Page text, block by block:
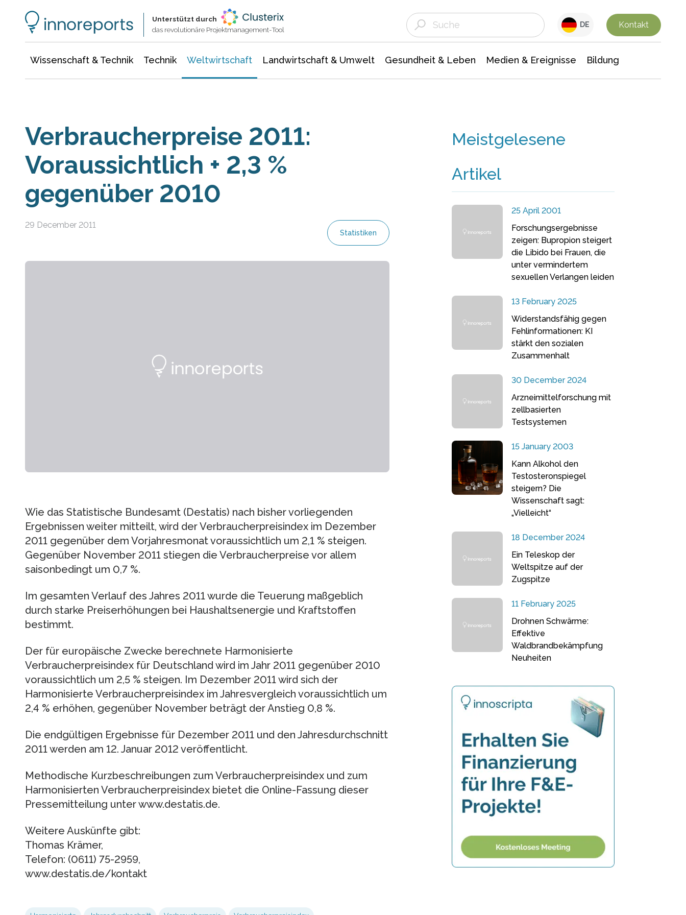
Unterstützt durch
das revolutionäre Projektmanagement-Tool
DE Kontakt
Wissenschaft & Technik Technik Weltwirtschaft Landwirtschaft & Umwelt Gesundheit & Leben Medien & Ereignisse Bildung
Verbraucherpreise 2011:
Voraussichtlich + 2,3 %
gegenüber 2010
29 December 2011
Statistiken
Wie das Statistische Bundesamt (Destatis) nach bisher vorliegenden
Ergebnissen weiter mitteilt, wird der Verbraucherpreisindex im Dezember
2011 gegenüber dem Vorjahresmonat voraussichtlich um 2,1 % steigen.
Gegenüber November 2011 stiegen die Verbraucherpreise vor allem
saisonbedingt um 0,7 %.
Im gesamten Verlauf des Jahres 2011 wurde die Teuerung maßgeblich
durch starke Preiserhöhungen bei Haushaltsenergie und Kraftstoffen
bestimmt.
Der für europäische Zwecke berechnete Harmonisierte
Verbraucherpreisindex für Deutschland wird im Jahr 2011 gegenüber 2010
voraussichtlich um 2,5 % steigen. Im Dezember 2011 wird sich der
Harmonisierte Verbraucherpreisindex im Jahresvergleich voraussichtlich um
2,4 % erhöhen, gegenüber November beträgt der Anstieg 0,8 %.
Die endgültigen Ergebnisse für Dezember 2011 und den Jahresdurchschnitt
2011 werden am 12. Januar 2012 veröffentlicht.
Methodische Kurzbeschreibungen zum Verbraucherpreisindex und zum
Harmonisierten Verbraucherpreisindex bietet die Online-Fassung dieser
Pressemitteilung unter www.destatis.de.
Weitere Auskünfte gibt:
Thomas Krämer,
Telefon: (0611) 75-2959,
www.destatis.de/kontakt
Meistgelesene
Artikel
25 April 2001
Forschungsergebnisse
zeigen: Bupropion steigert
die Libido bei Frauen, die
unter vermindertem
sexuellen Verlangen leiden
13 February 2025
Widerstandsfähig gegen
Fehlinformationen: KI
stärkt den sozialen
Zusammenhalt
30 December 2024
Arzneimittelforschung mit
zellbasierten
Testsystemen
15 January 2003
Kann Alkohol den
Testosteronspiegel
steigern? Die
Wissenschaft sagt:
„Vielleicht“
18 December 2024
Ein Teleskop der
Weltspitze auf der
Zugspitze
11 February 2025
Drohnen Schwärme:
Effektive
Waldbrandbekämpfung
Neuheiten